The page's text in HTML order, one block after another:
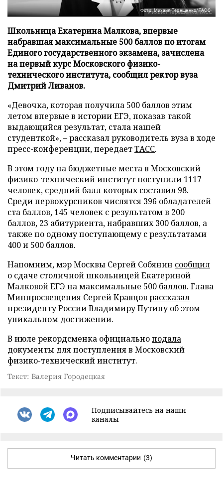
Фото: Михаил Терещенко/ТАСС
Школьница Екатерина Малкова, впервые
набравшая максимальные 500 баллов по итогам
Единого государственного экзамена, зачислена
на первый курс Московского физико-
технического института, сообщил ректор вуза
Дмитрий Ливанов.
«Девочка, которая получила 500 баллов этим
летом впервые в истории ЕГЭ, показав такой
выдающийся результат, стала нашей
студенткой», – рассказал руководитель вуза в ходе
пресс-конференции, передаетТАСС.
В этом году на бюджетные места в Московский
физико-технический институт поступили 1117
человек, средний балл которых составил 98.
Среди первокурсников числятся 396 обладателей
ста баллов, 145 человек с результатом в 200
баллов, 23 абитуриента, набравших 300 баллов, а
также по одному поступающему с результатами
400 и 500 баллов.
Напомним, мэр Москвы Сергей Собянин сообщил
о сдаче столичной школьницей Екатериной
Малковой ЕГЭ на максимальные 500 баллов. Глава
Минпросвещения Сергей Кравцов рассказал
президенту России Владимиру Путину об этом
уникальном достижении.
В июле рекордсменка официальноподала
документы для поступления в Московский
физико-технический институт.
Текст: Валерия Городецкая
Подписывайтесь на наши
каналы
Читать комментарии (3)